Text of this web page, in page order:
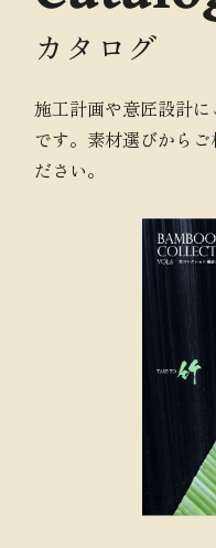
カタログ
施工計画や意匠設計
です。素材選びから
ださい。